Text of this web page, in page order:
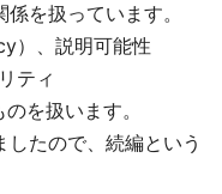
を扱っています。
）、説明可能性
ティ
を扱います。
したので、続編という